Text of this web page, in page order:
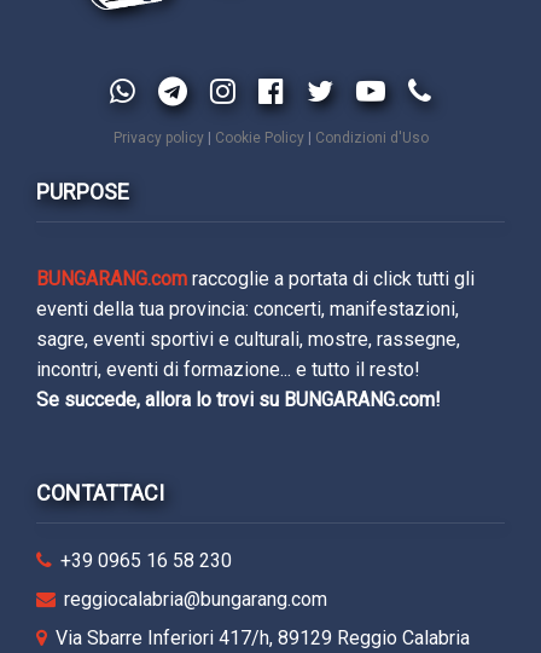
Privacy policy| Cookie Policy| Condizioni d'Uso
PURPOSE
BUNGARANG.com raccoglie a portata di click tutti gli
eventi della tua provincia: concerti, manifestazioni,
sagre, eventi sportivi e culturali, mostre, rassegne,
incontri, eventi di formazione... e tutto il resto!
Se succede, allora lo trovi su BUNGARANG.com!
CONTATTACI
+39 0965 16 58 230
reggiocalabria@bungarang.com
Via Sbarre Inferiori 417/h, 89129 Reggio Calabria